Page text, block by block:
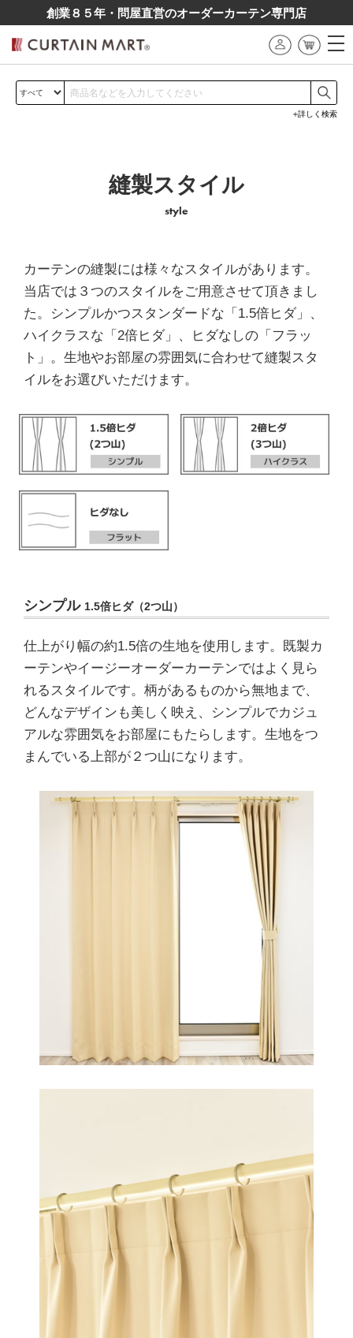
創業８５年・問屋直営のオーダーカーテン専⾨店
詳しく検索
縫製スタイル
style
カーテンの縫製には様々なスタイルがあります。
当店では３つのスタイルをご用意させて頂きまし
た。シンプルかつスタンダードな「1.5倍ヒダ」、
ハイクラスな「2倍ヒダ」、ヒダなしの「フラッ
ト」。生地やお部屋の雰囲気に合わせて縫製スタ
イルをお選びいただけます。
シンプル 1.5倍ヒダ（2つ山）
仕上がり幅の約1.5倍の生地を使用します。既製カ
ーテンやイージーオーダーカーテンではよく見ら
れるスタイルです。柄があるものから無地まで、
どんなデザインも美しく映え、シンプルでカジュ
アルな雰囲気をお部屋にもたらします。生地をつ
まんでいる上部が２つ山になります。